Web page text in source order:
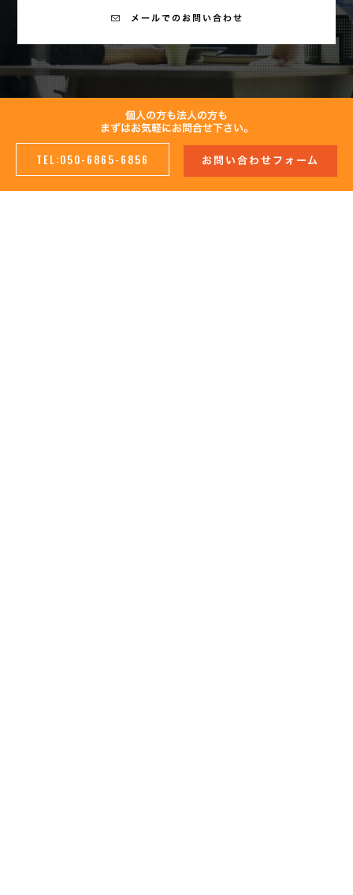
メールでのお問い合わせ
個人の方も法人の方も
まずはお気軽にお問合せ下さい。
TEL:050-6865-6856 お問い合わせフォーム